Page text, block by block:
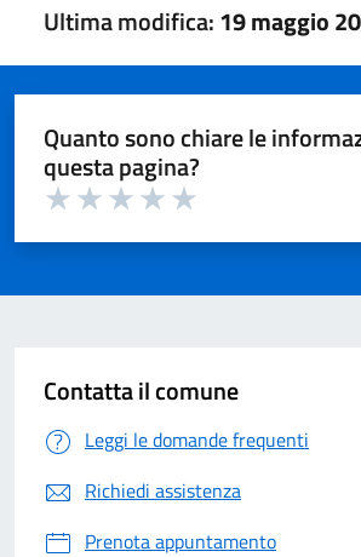
Ultima modifica:19 maggio
Quanto sono chiare le
questa pagina?
Contatta il comune
Leggi le domande frequenti
Richiedi assistenza
Prenota appuntamento